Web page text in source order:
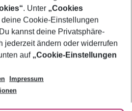
. Unter „Cookies
deine Cookie-Einstellungen
kannst deine Privatsphäre-
jederzeit ändern oder widerrufen
auf „Cookie-Einstellungen
Impressum